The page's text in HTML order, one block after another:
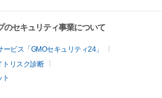
のセキュリティ事業について
ビス「GMOセキュリティ24」
トリスク診断